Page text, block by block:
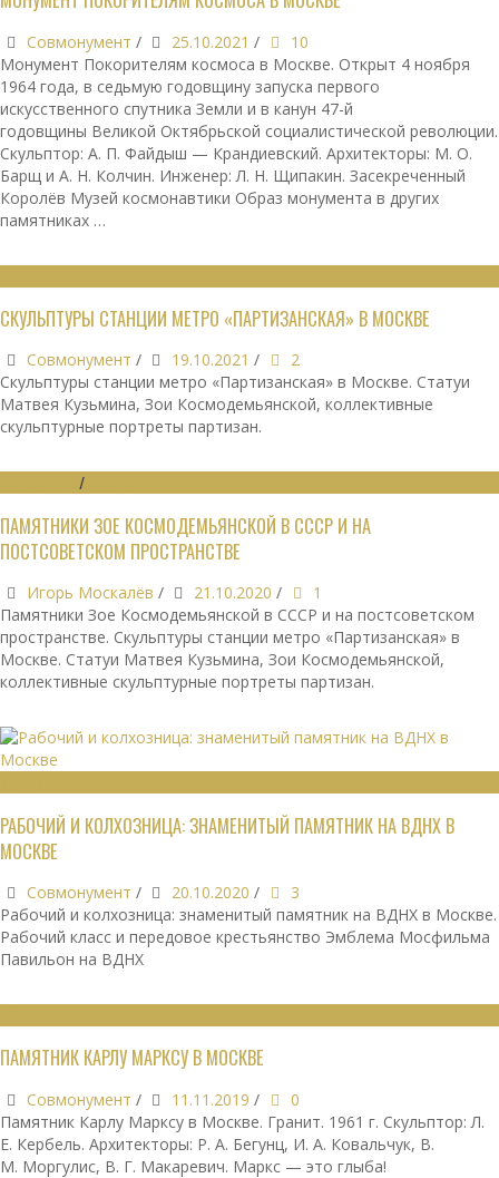
Совмонумент / 25.10.2021 /
10
Монумент Покорителям космоса в Москве. Открыт 4 ноября
1964 года, в седьмую годовщину запуска первого
искусственного спутника Земли и в канун 47-й
годовщины Великой Октябрьской социалистической революции.
Скульптор: А. П. Файдыш — Крандиевский. Архитекторы: М. О.
Барщ и А. Н. Колчин. Инженер: Л. Н. Щипакин. Засекреченный
Королёв Музей космонавтики Образ монумента в других
памятниках …
СКУЛЬПТУРЫ СТАНЦИИ МЕТРО «ПАРТИЗАНСКАЯ» В МОСКВЕ
Совмонумент / 19.10.2021 /
2
Скульптуры станции метро «Партизанская» в Москве. Статуи
Матвея Кузьмина, Зои Космодемьянской, коллективные
скульптурные портреты партизан.
/
ПАМЯТНИКИ ЗОЕ КОСМОДЕМЬЯНСКОЙ В СССР И НА
ПОСТСОВЕТСКОМ ПРОСТРАНСТВЕ
Игорь Москалёв / 21.10.2020 /
1
Памятники Зое Космодемьянской в СССР и на постсоветском
пространстве. Скульптуры станции метро «Партизанская» в
Москве. Статуи Матвея Кузьмина, Зои Космодемьянской,
коллективные скульптурные портреты партизан.
РАБОЧИЙ И КОЛХОЗНИЦА: ЗНАМЕНИТЫЙ ПАМЯТНИК НА ВДНХ В
МОСКВЕ
Совмонумент / 20.10.2020 /
3
Рабочий и колхозница: знаменитый памятник на ВДНХ в Москве.
Рабочий класс и передовое крестьянство Эмблема Мосфильма
Павильон на ВДНХ
ПАМЯТНИК КАРЛУ МАРКСУ В МОСКВЕ
Совмонумент / 11.11.2019 /
0
Памятник Карлу Марксу в Москве. Гранит. 1961 г. Скульптор: Л.
Е. Кербель. Архитекторы: Р. А. Бегунц, И. А. Ковальчук, В.
М. Моргулис, В. Г. Макаревич. Маркс — это глыба!